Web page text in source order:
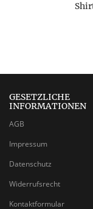
GESETZLICHE
INFORMATIONEN
AGB
Impressum
Datenschutz
Widerrufsrecht
Kontaktformular